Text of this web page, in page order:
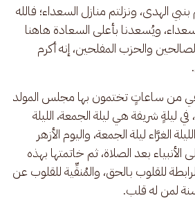
الهدى، ونزلتم منازل السعداء؛ فالله
ويُسعدنا بأعلى السعادة هاهنا
والحزب المفلحين، إنه أكرم
من ساعاتٍ تختمون بها مجلس المولد
ليلةٍ شريفة هي ليلة الجمعة، الليلة
الغرَّاء ليلة الجمعة، واليوم الأزهر
بعد الصلاة، ثم خاتمتها بهذه
للقلوب بالحق، والمُنقِّية للقلوب عن
لمن له قلب.